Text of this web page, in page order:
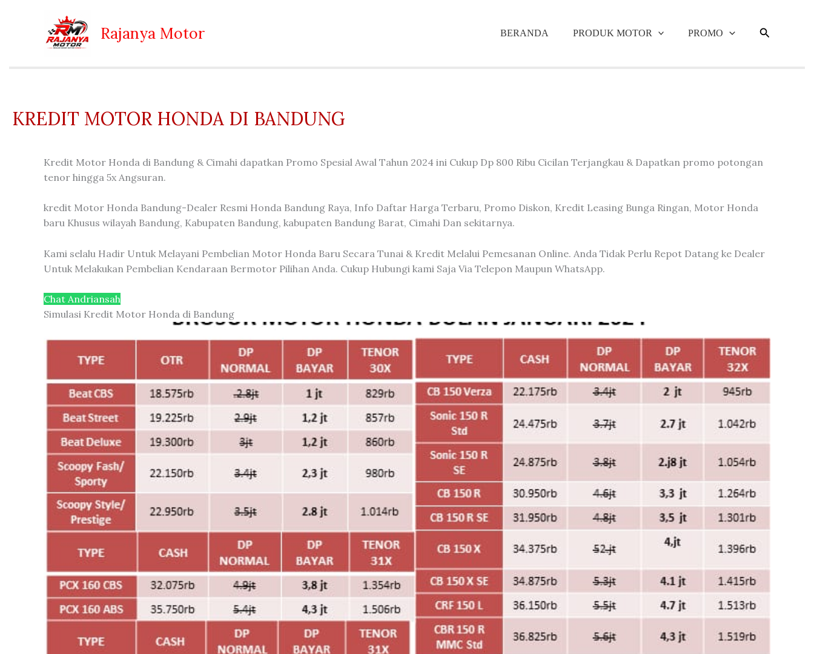
Rajanya Motor BERANDA PRODUK MOTOR PROMO Cari
KREDIT MOTOR HONDA DI BANDUNG
Kredit Motor Honda di Bandung & Cimahi dapatkan Promo Spesial Awal Tahun 2024 ini Cukup Dp 800 Ribu Cicilan Terjangkau & Dapatkan promo potongan
tenor hingga 5x Angsuran.
kredit Motor Honda Bandung-Dealer Resmi Honda Bandung Raya, Info Daftar Harga Terbaru, Promo Diskon, Kredit Leasing Bunga Ringan, Motor Honda
baru Khusus wilayah Bandung, Kabupaten Bandung, kabupaten Bandung Barat, Cimahi Dan sekitarnya.
Kami selalu Hadir Untuk Melayani Pembelian Motor Honda Baru Secara Tunai & Kredit Melalui Pemesanan Online. Anda Tidak Perlu Repot Datang ke Dealer
Untuk Melakukan Pembelian Kendaraan Bermotor Pilihan Anda. Cukup Hubungi kami Saja Via Telepon Maupun WhatsApp.
Chat Andriansah
Simulasi Kredit Motor Honda di Bandung